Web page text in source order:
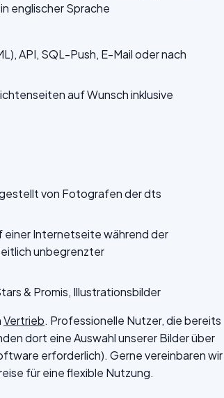
englischer Sprache
API, SQL-Push, E-Mail oder nach
auf Wunsch inklusive
von Fotografen der dts
Internetseite während der
unbegrenzter
& Promis, Illustrationsbilder
Vertrieb. Professionelle Nutzer, die bereits
dort eine Auswahl unserer Bilder über
erforderlich). Gerne vereinbaren wir
für eine flexible Nutzung.